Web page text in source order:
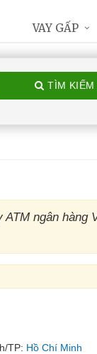
TÌM KIẾM
ngân hàng
TP: Hồ Chí Minh
VAY GẤP